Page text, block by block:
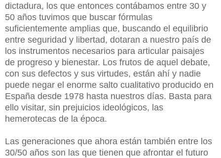
dictadura, los que entonces contábamos entre 30 y
50 años tuvimos que buscar fórmulas
suficientemente amplias que, buscando el equilibrio
entre seguridad y libertad, dotaran a nuestro país de
los instrumentos necesarios para articular paisajes
de progreso y bienestar. Los frutos de aquel debate,
con sus defectos y sus virtudes, están ahí y nadie
puede negar el enorme salto cualitativo producido en
España desde 1978 hasta nuestros días. Basta para
ello visitar, sin prejuicios ideológicos, las
hemerotecas de la época.
Las generaciones que ahora están también entre los
30/50 años son las que tienen que afrontar el futuro